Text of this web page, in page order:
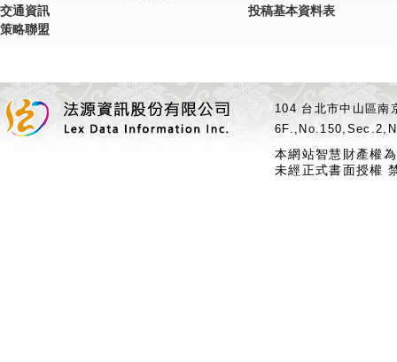
交通資訊
策略聯盟
投稿基本資料表
104 台北市中山區
本網站智慧財產權
未經正式書面授權